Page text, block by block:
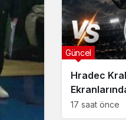
Hradec
Detayları
17 saat önce
Güncel